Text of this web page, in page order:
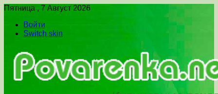
Пятница , 7 Август 2026
Войти
Switch skin